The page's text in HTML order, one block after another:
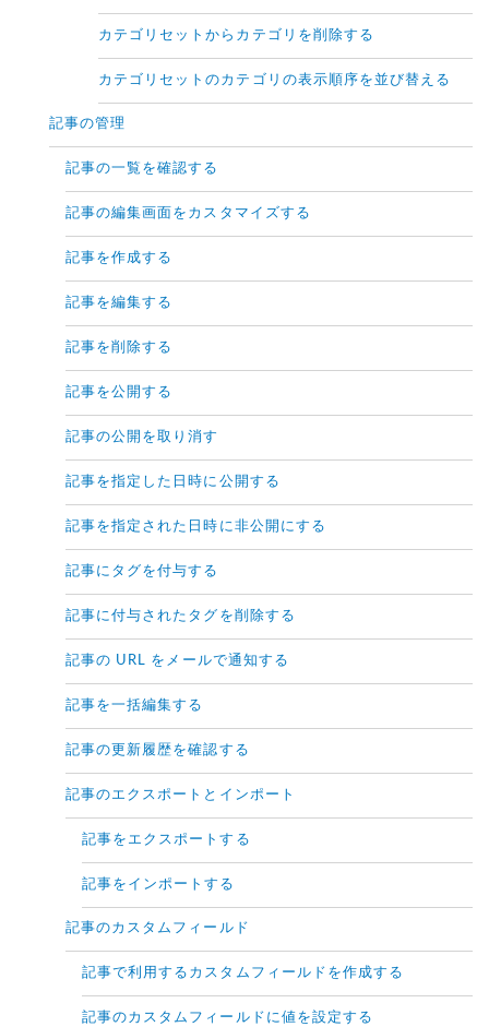
カテゴリセットからカテゴリを削除する
カテゴリセットのカテゴリの表示順序を並び替える
記事の管理
記事の一覧を確認する
記事の編集画面をカスタマイズする
記事を作成する
記事を編集する
記事を削除する
記事を公開する
記事の公開を取り消す
記事を指定した日時に公開する
記事を指定された日時に非公開にする
記事にタグを付与する
記事に付与されたタグを削除する
記事の URL をメールで通知する
記事を一括編集する
記事の更新履歴を確認する
記事のエクスポートとインポート
記事をエクスポートする
記事をインポートする
記事のカスタムフィールド
記事で利用するカスタムフィールドを作成する
記事のカスタムフィールドに値を設定する